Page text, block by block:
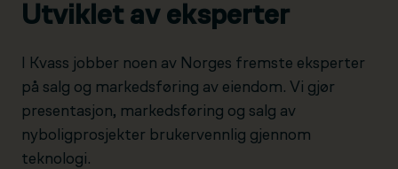
Utviklet av eksperter
I Kvass jobber noen av Norges fremste eksperter
på salg og markedsføring av eiendom. Vi gjør
presentasjon, markedsføring og salg av
nyboligprosjekter brukervennlig gjennom
teknologi.